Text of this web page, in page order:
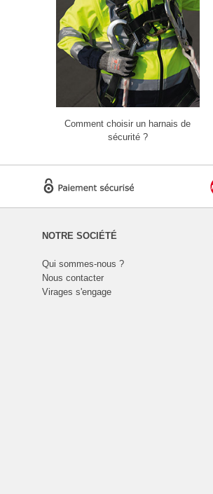
Comment choisir un harnais de
sécurité ?
NOTRE SOCIÉTÉ
Qui sommes-nous ?
Nous contacter
Virages s'engage